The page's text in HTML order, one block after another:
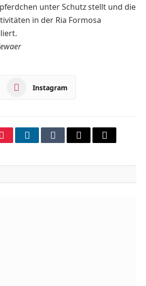
unter Schutz stellt und die
in der Ria Formosa
Instagram
PinterestLinkedInTumblrEmail
Copy